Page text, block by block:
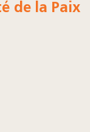
de la Paix